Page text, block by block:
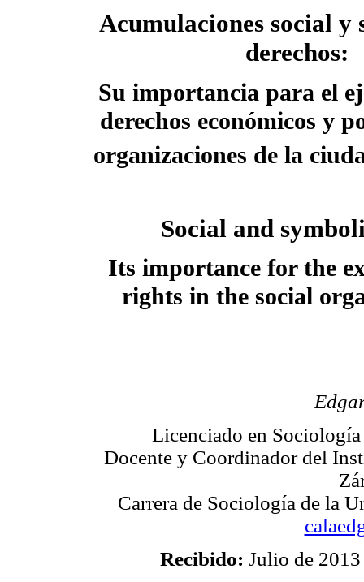
Acumulaciones social y
derechos:
Su importancia para el
derechos económicos y
organizaciones de la
Social and
Its importance for the
rights in the social
Licenciado en
Docente y Coordinador del
Carrera de Sociología de la
Recibido: Julio de